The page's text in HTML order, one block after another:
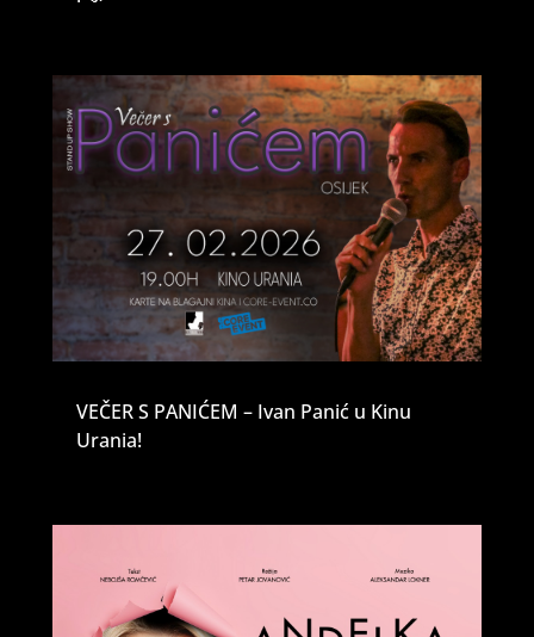
VEČER S PANIĆEM – Ivan Panić u Kinu
Urania!